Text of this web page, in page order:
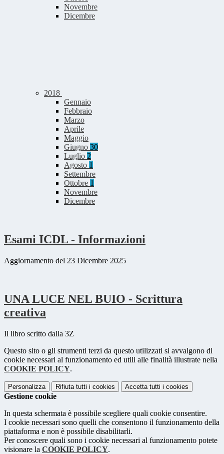
Novembre
Dicembre
2018
Gennaio
Febbraio
Marzo
Aprile
Maggio
Giugno 30
Luglio 2
Agosto 1
Settembre
Ottobre 1
Novembre
Dicembre
Esami ICDL - Informazioni
Aggiornamento del 23 Dicembre 2025
UNA LUCE NEL BUIO - Scrittura
creativa
Il libro scritto dalla 3Z
Questo sito o gli strumenti terzi da questo utilizzati si avvalgono di
cookie necessari al funzionamento ed utili alle finalità illustrate nella
COOKIE POLICY.
Personalizza Rifiuta tutti i cookies Accetta tutti i cookies
Gestione cookie
In questa schermata è possibile scegliere quali cookie consentire.
I cookie necessari sono quelli che consentono il funzionamento della
piattaforma e non è possibile disabilitarli.
Per conoscere quali sono i cookie necessari al funzionamento potete
visionare la COOKIE POLICY.